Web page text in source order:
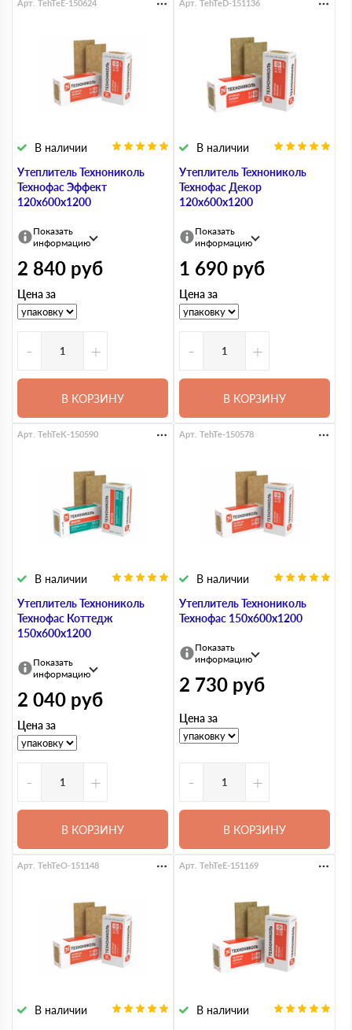
Утеплитель Технониколь
Технофас Эффект
120х600х1200
В наличии
Арт. TehTeE-150624
Показать
информацию
2 840 руб
Цена за
- +
В КОРЗИНУ
Утеплитель Технониколь
Технофас Декор
120х600х1200
В наличии
Арт. TehTeD-151136
Показать
информацию
1 690 руб
Цена за
- +
В КОРЗИНУ
Утеплитель Технониколь
Технофас Коттедж
150х600х1200
В наличии
Арт. TehTeK-150590
Показать
информацию
2 040 руб
Цена за
- +
В КОРЗИНУ
Утеплитель Технониколь
Технофас 150х600х1200
В наличии
Арт. TehTe-150578
Показать
информацию
2 730 руб
Цена за
- +
В КОРЗИНУ
В наличии
Арт. TehTeO-151148
В наличии
Арт. TehTeE-151169